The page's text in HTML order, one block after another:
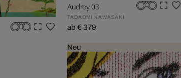
Audrey 03
TADAOMI KAWASAKI
ab € 379
Neu